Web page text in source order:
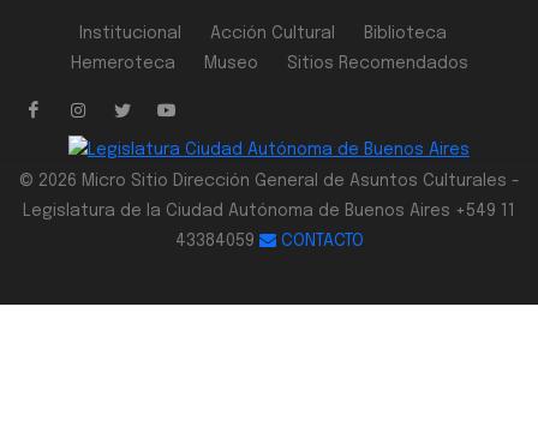
Institucional Acción Cultural
Biblioteca
Hemeroteca
Museo Sitios Recomendados
© 2026 Micro Sitio Dirección General de Asuntos Culturales -
Legislatura de la Ciudad Autónoma de Buenos Aires +549 11
43384059
CONTACTO